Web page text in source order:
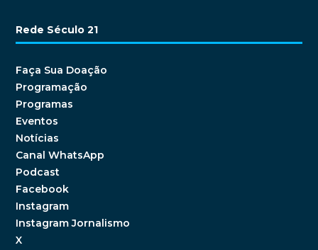
Rede Século 21
Faça Sua Doação
Programação
Programas
Eventos
Notícias
Canal WhatsApp
Podcast
Facebook
Instagram
Instagram Jornalismo
X